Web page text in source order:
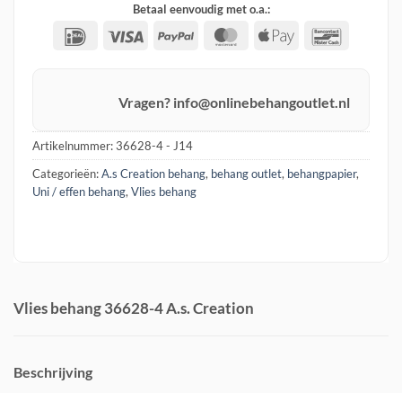
Betaal eenvoudig met o.a.:
IDeal Visa PayPal MasterCard
Apple
Vragen? info@onlinebehangoutlet.nl
Artikelnummer:36628-4 - J14
Categorieën:A.s Creation behang, behang outlet, behangpapier,
Uni / effen behang, Vlies behang
Vlies behang 36628-4 A.s. Creation
Beschrijving